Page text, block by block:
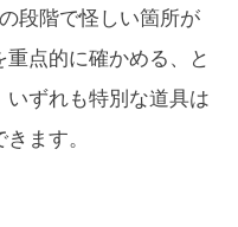
段階で怪しい箇所が
点的に確かめる、と
ずれも特別な道具は
ます。